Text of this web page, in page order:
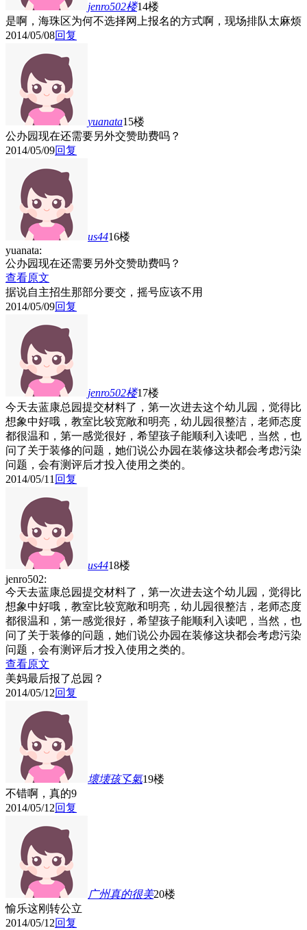
jenro502楼14楼
是啊，海珠区为何不选择网上报名的方式啊，现场排队太麻烦
2014/05/08回复
yuanata15楼
公办园现在还需要另外交赞助费吗？
2014/05/09回复
us4416楼
yuanata:
公办园现在还需要另外交赞助费吗？
查看原文
据说自主招生那部分要交，摇号应该不用
2014/05/09回复
jenro502楼17楼
今天去蓝康总园提交材料了，第一次进去这个幼儿园，觉得比
想象中好哦，教室比较宽敞和明亮，幼儿园很整洁，老师态度
都很温和，第一感觉很好，希望孩子能顺利入读吧，当然，也
问了关于装修的问题，她们说公办园在装修这块都会考虑污染
问题，会有测评后才投入使用之类的。
2014/05/11回复
us4418楼
jenro502:
今天去蓝康总园提交材料了，第一次进去这个幼儿园，觉得比
想象中好哦，教室比较宽敞和明亮，幼儿园很整洁，老师态度
都很温和，第一感觉很好，希望孩子能顺利入读吧，当然，也
问了关于装修的问题，她们说公办园在装修这块都会考虑污染
问题，会有测评后才投入使用之类的。
查看原文
美妈最后报了总园？
2014/05/12回复
壞壊孩孓氣19楼
不错啊，真的9
2014/05/12回复
广州真的很美20楼
愉乐这刚转公立
2014/05/12回复